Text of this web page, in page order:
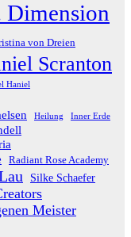
von Dreien
Scranton
Haniel
Heilung Inner Erde
Radiant Rose Academy
Silke Schaefer
Meister